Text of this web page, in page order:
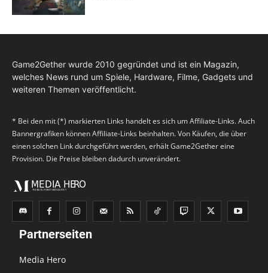
Game2Gether wurde 2010 gegründet und ist ein Magazin,
welches News rund um Spiele, Hardware, Filme, Gadgets und
weiteren Themen veröffentlicht.
* Bei den mit (*) markierten Links handelt es sich um Affiliate-Links. Auch
Bannergrafiken können Affiliate-Links beinhalten. Von Käufen, die über
einen solchen Link durchgeführt werden, erhält Game2Gether eine
Provision. Die Preise bleiben dadurch unverändert.
Partnerseiten
Media Hero